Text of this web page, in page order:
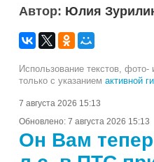
Автор: Юлия
Использование текстов, фото-
только с указанием активной
7 августа 2026 15:13
Обновлено: 7 августа 2026 15:13
Он Вам